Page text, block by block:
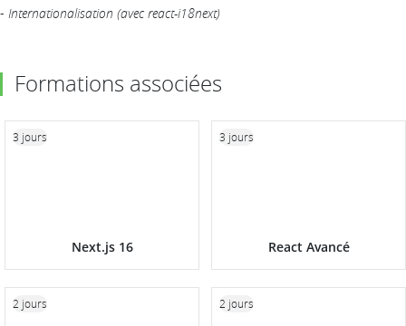
- Internationalisation (avec react-i18next)
Formations associées
Next.js 16
3 jours
React Avancé
3 jours
2 jours 2 jours